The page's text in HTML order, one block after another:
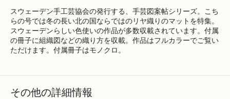
スウェーデン手工芸協会の発行する、手芸図案帖シリーズ。こち
らの号では冬の長い北の国ならではのリヤ織りのマットを特集。
スウェーデンらしい色使いの作品が多数収載されています。付属
の冊子に組織図などの織り方を収載。作品はフルカラーでご覧い
ただけます。付属冊子はモノクロ。
その他の詳細情報